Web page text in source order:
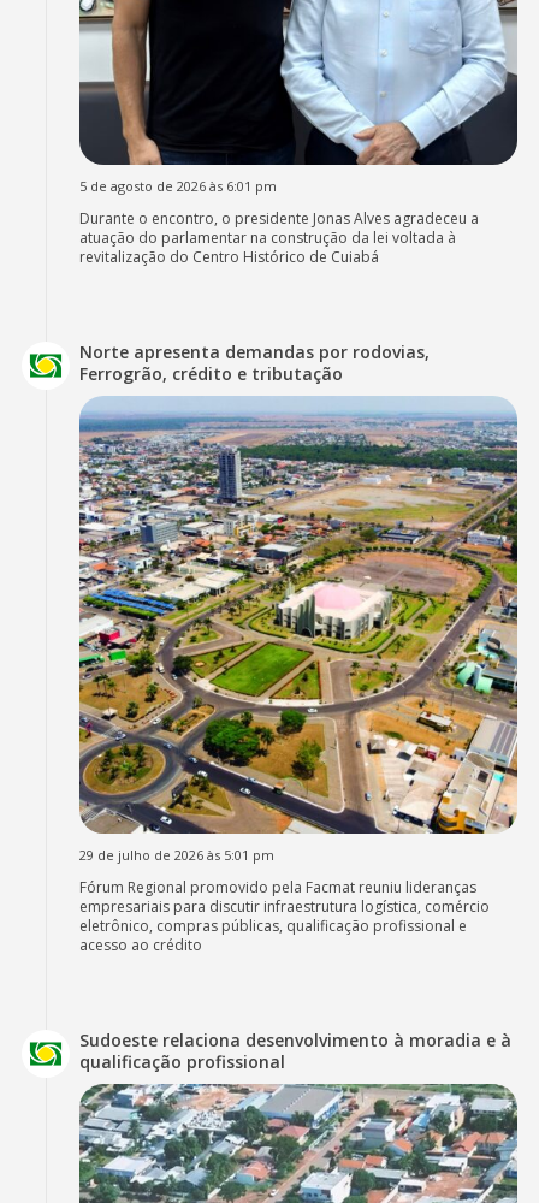
5 de agosto de 2026 às 6:01 pm
Durante o encontro, o presidente Jonas Alves agradeceu a
atuação do parlamentar na construção da lei voltada à
revitalização do Centro Histórico de Cuiabá
Norte apresenta demandas por rodovias,
Ferrogrão, crédito e tributação
29 de julho de 2026 às 5:01 pm
Fórum Regional promovido pela Facmat reuniu lideranças
empresariais para discutir infraestrutura logística, comércio
eletrônico, compras públicas, qualificação profissional e
acesso ao crédito
Sudoeste relaciona desenvolvimento à moradia e à
qualificação profissional